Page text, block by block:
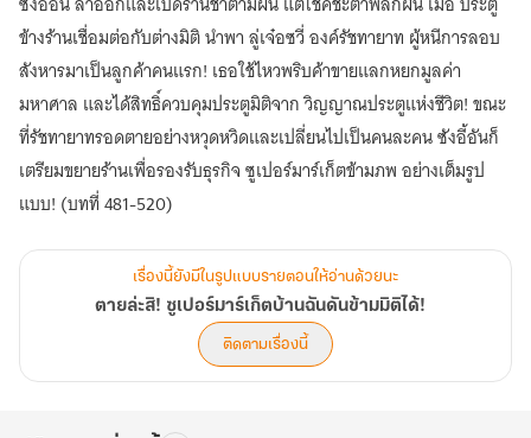
เล่ม
13
บ้าน
ฉัน
ดัน
ข้าม
มิติ
ได้!
ข้างร้านเชื่อมต่อกับต่างมิติ นำพา ลู่เจ๋อซวี่ องค์รัชทายาท ผู้หนีการลอบ
สังหารมาเป็นลูกค้าคนแรก! เธอใช้ไหวพริบค้าขายแลกหยกมูลค่า
มหาศาล และได้สิทธิ์ควบคุมประตูมิติจาก วิญญาณประตูแห่งชีวิต! ขณะ
ที่รัชทายาทรอดตายอย่างหวุดหวิดและเปลี่ยนไปเป็นคนละคน ซังอี้อันก็
เตรียมขยายร้านเพื่อรองรับธุรกิจ ซูเปอร์มาร์เก็ตข้ามภพ อย่างเต็มรูป
แบบ! (บทที่ 481-520)
เรื่องนี้ยังมีในรูปแบบรายตอนให้อ่านด้วยนะ
ตายล่ะสิ! ซูเปอร์มาร์เก็ตบ้านฉันดันข้ามมิติได้!
ติดตามเรื่องนี้